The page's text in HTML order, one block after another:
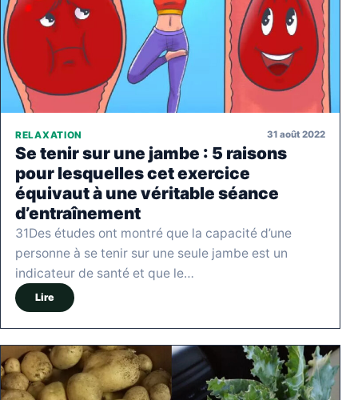
RELAXATION 31 août 2022
Se tenir sur une jambe : 5 raisons
pour lesquelles cet exercice
équivaut à une véritable séance
d’entraînement
31Des études ont montré que la capacité d’une
personne à se tenir sur une seule jambe est un
indicateur de santé et que le…
Lire